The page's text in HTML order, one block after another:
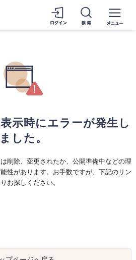
示時にエラーが発生し
ました。
削除、変更されたか、公開準備中などの理
性があります。お手数ですが、下記のリン
お探しください。